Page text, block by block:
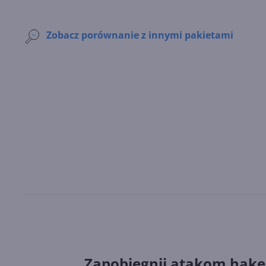
Zobacz porównanie z innymi pakietami